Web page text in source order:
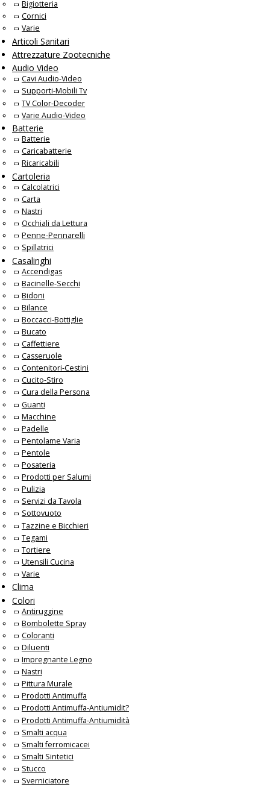
Bigiotteria
Cornici
Varie
Articoli Sanitari
Attrezzature Zootecniche
Audio Video
Cavi Audio-Video
Supporti-Mobili Tv
TV Color-Decoder
Varie Audio-Video
Batterie
Batterie
Caricabatterie
Ricaricabili
Cartoleria
Calcolatrici
Carta
Nastri
Occhiali da Lettura
Penne-Pennarelli
Spillatrici
Casalinghi
Accendigas
Bacinelle-Secchi
Bidoni
Bilance
Boccacci-Bottiglie
Bucato
Caffettiere
Casseruole
Contenitori-Cestini
Cucito-Stiro
Cura della Persona
Guanti
Macchine
Padelle
Pentolame Varia
Pentole
Posateria
Prodotti per Salumi
Pulizia
Servizi da Tavola
Sottovuoto
Tazzine e Bicchieri
Tegami
Tortiere
Utensili Cucina
Varie
Clima
Colori
Antiruggine
Bombolette Spray
Coloranti
Diluenti
Impregnante Legno
Nastri
Pittura Murale
Prodotti Antimuffa
Prodotti Antimuffa-Antiumidit?
Prodotti Antimuffa-Antiumidità
Smalti acqua
Smalti ferromicacei
Smalti Sintetici
Stucco
Sverniciatore